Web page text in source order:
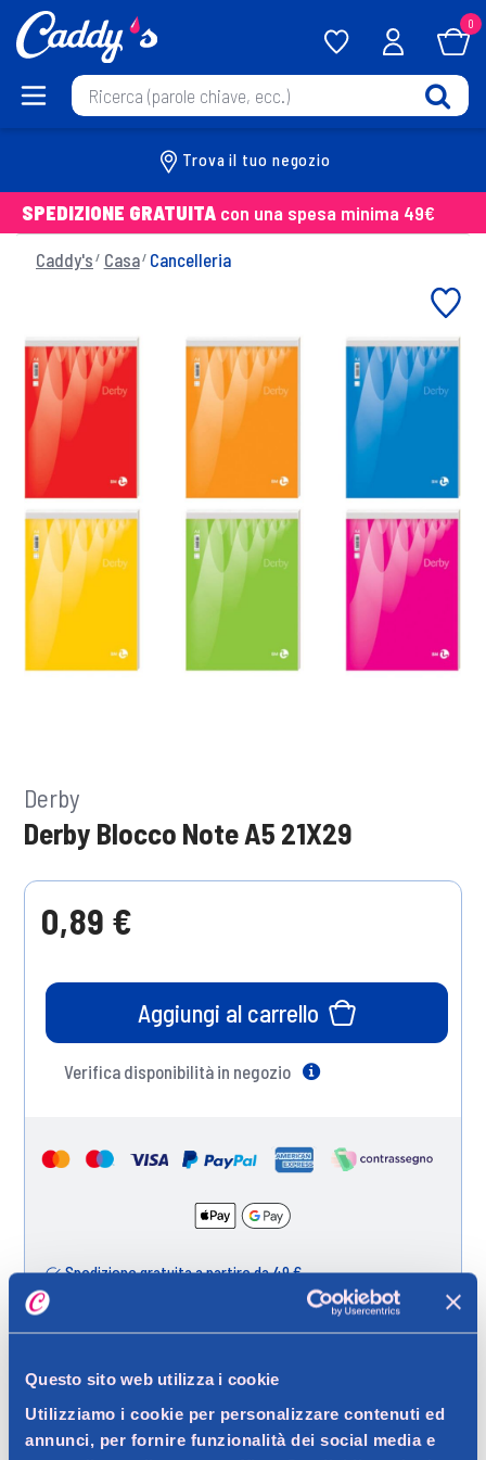
Questo sito web utilizza i cookie
Utilizziamo i cookie per personalizzare contenuti ed
annunci, per fornire funzionalità dei social media e
0
Trova il tuo negozio
SPEDIZIONE GRATUITA con una spesa minima 49€
Caddy's Casa Cancelleria
Derby
Derby Blocco Note A5 21X29
0,89 €
Aggiungi al carrello
Verifica disponibilità in negozio
Spedizione gratuita a partire da 49 €
Ritiro in negozio gratuito per i clienti registrati
Dettagli prodotto